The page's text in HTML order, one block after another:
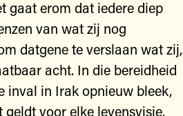
gaat erom dat iedere diep
van wat zij nog
datgene te verslaan wat zij,
acht. In die bereidheid
inval in Irak opnieuw bleek,
voor elke levensvisie,